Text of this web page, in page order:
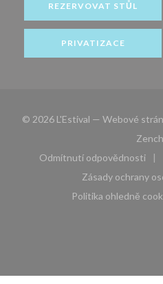
REZERVOVAT STŮL
PRIVATIZACE
© 2026 L'Estival — Webové
Odmítnutí odpovědnosti
((otevře se v
Zásady ochrany
Politika ohledně